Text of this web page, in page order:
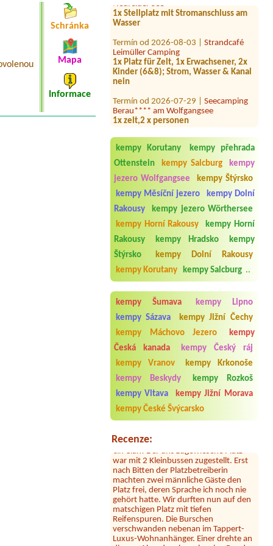
1x Stellplatz mit Stromanschluss am
Wasser
Termín od 2026-08-03 |
Leimüller Camping
1x Platz für Zelt, 1x Erwachsener, 2x
Kinder (6&8); Strom, Wasser & Kanal
nein
Termín od 2026-07-29 |
Berau**** am Wolfgangsee
1x zelt,2 x personen
Wolfgangsee Birkenstrand
1x tent place for 2 persons
Termín od 2026-07-24 |
AUFENFELD |
Ferienresort Zillertal
8 personen mit 2 bzw 3 zelten2
Termín od 2026-07-25 |
Campingplatz
Judenstein
1x place for car
Termín od 2026-07-28 |
Strandcamping Brückler Nord
11
Termín od 2026-09-05 |MICAMPA
Neue Donau
1x Stellplatz Wohnmobil 6 m 2 Pers.
El. 230V
Termín od 2027-01-10 |Camping
Riffler
ca. 80qm
kempy Korutany
kempy přehrada
Ottenstein
kempy Salcburg
kempy
jezero Wolfgangsee
kempy Štýrsko
kempy Měsíční jezero
kempy Dolní
Rakousy
kempy jezero Wörthersee
kempy Horní Rakousy
kempy Horní
Rakousy
kempy Hradsko
kempy
Štýrsko
kempy Dolní Rakousy
kempy Korutany
kempy Salcburg ..
kempy Šumava
kempy Lipno
kempy Sázava
kempy Jižní Čechy
kempy Máchovo Jezero
kempy
Česká kanada
kempy Český ráj
kempy Vranov
kempy Krkonoše
kempy Beskydy
kempy Rozkoš
kempy Vltava
kempy Jižní Morava
kempy České Švýcarsko
Recenze:
Sylvia Vodel***
Die Bilder mit dem See täuschen. Der
See liegt ein Stück entfernt. Dafür ist
Der Hammer kommt jetzt: dort hauste
ein Clan! Der uns zugewiesene Platz
war mit 2 Kleinbussen zugestellt. Erst
nach Bitten der Platzbetreiberin
machten zwei männliche Gäste den
Platz frei, deren Sprache ich noch nie
gehört hatte. Wir durften nun auf den
matschigen Platz mit tiefen
Reifenspuren. Die Burschen
verschwanden nebenan im Tappert-
Luxus-Wohnanhänger. Einer drehte an
diesem Abend mehrmals seine Runde
Schránka
Mapa
Informace